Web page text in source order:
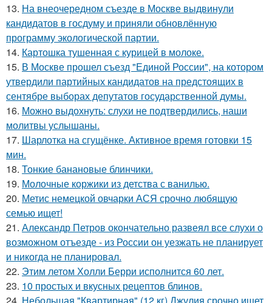
13. На внеочередном съезде в Москве выдвинули
кандидатов в госдуму и приняли обновлённую
программу экологической партии.
14. Картошка тушенная с курицей в молоке.
15. В Москве прошел съезд "Единой России", на котором
утвердили партийных кандидатов на предстоящих в
сентябре выборах депутатов государственной думы.
16. Можно выдохнуть: слухи не подтвердились, наши
молитвы услышаны.
17. Шарлотка на сгущёнке. Активное время готовки 15
мин.
18. Тонкие банановые блинчики.
19. Молочные коржики из детства с ванилью.
20. Метис немецкой овчарки АСЯ срочно любящую
семью ищет!
21. Александр Петров окончательно развеял все слухи о
возможном отъезде - из России он уезжать не планирует
и никогда не планировал.
22. Этим летом Холли Берри исполнится 60 лет.
23. 10 простых и вкусных рецептов блинов.